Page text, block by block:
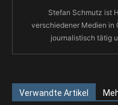
Stefan Schmutz ist
verschiedener Medien in
journalistisch tätig
Verwandte Artikel